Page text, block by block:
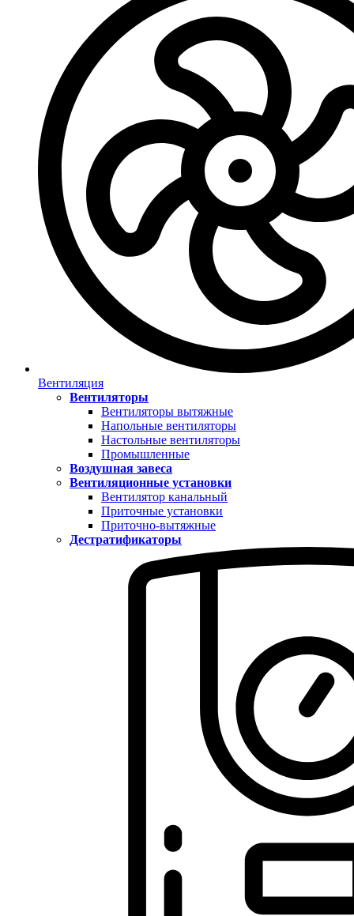
Вентиляция
Вентиляторы
Вентиляторы вытяжные
Напольные вентиляторы
Настольные вентиляторы
Промышленные
Воздушная завеса
Вентиляционные установки
Вентилятор канальный
Приточные установки
Приточно-вытяжные
Дестратификаторы